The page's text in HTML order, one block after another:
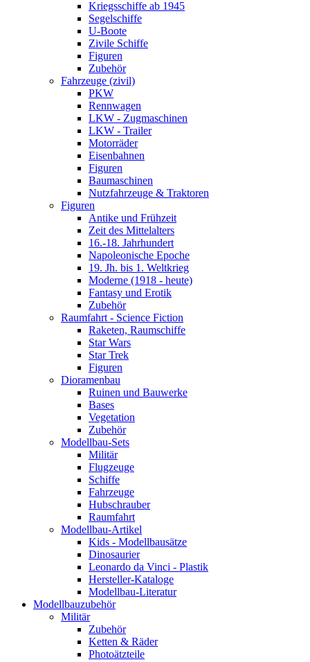
Kriegsschiffe ab 1945
Segelschiffe
U-Boote
Zivile Schiffe
Figuren
Zubehör
Fahrzeuge (zivil)
PKW
Rennwagen
LKW - Zugmaschinen
LKW - Trailer
Motorräder
Eisenbahnen
Figuren
Baumaschinen
Nutzfahrzeuge & Traktoren
Figuren
Antike und Frühzeit
Zeit des Mittelalters
16.-18. Jahrhundert
Napoleonische Epoche
19. Jh. bis 1. Weltkrieg
Moderne (1918 - heute)
Fantasy und Erotik
Zubehör
Raumfahrt - Science Fiction
Raketen, Raumschiffe
Star Wars
Star Trek
Figuren
Dioramenbau
Ruinen und Bauwerke
Bases
Vegetation
Zubehör
Modellbau-Sets
Militär
Flugzeuge
Schiffe
Fahrzeuge
Hubschrauber
Raumfahrt
Modellbau-Artikel
Kids - Modellbausätze
Dinosaurier
Leonardo da Vinci - Plastik
Hersteller-Kataloge
Modellbau-Literatur
Modellbauzubehör
Militär
Zubehör
Ketten & Räder
Photoätzteile